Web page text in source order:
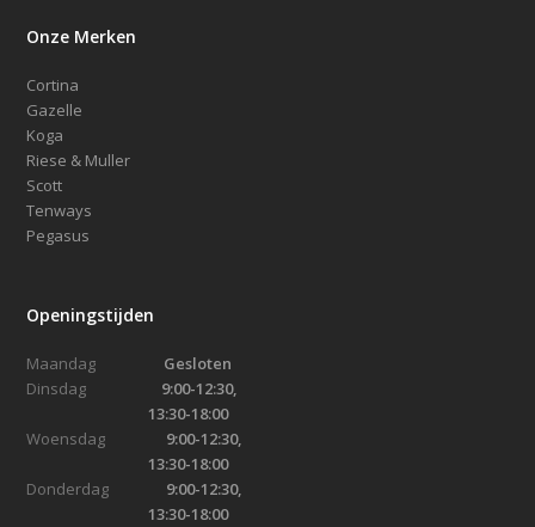
Onze Merken
Cortina
Gazelle
Koga
Riese & Muller
Scott
Tenways
Pegasus
Openingstijden
Maandag Gesloten
Dinsdag 9:00-12:30,
13:30-18:00
Woensdag
9:00-12:30,
13:30-18:00
Donderdag 9:00-12:30,
13:30-18:00